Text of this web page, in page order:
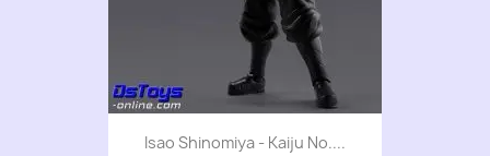
Isao Shinomiya - Kaiju No....